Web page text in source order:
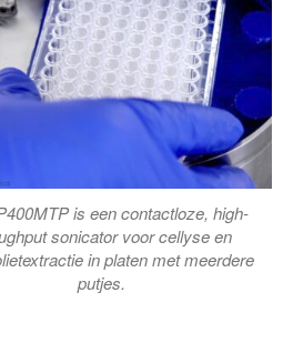
is een contactloze, high-
sonicator voor cellyse en
in platen met meerdere
putjes.